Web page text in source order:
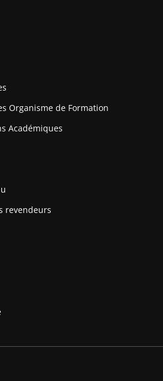
Organisme de Formation
Académiques
revendeurs